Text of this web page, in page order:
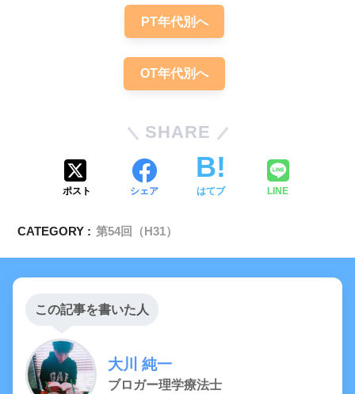
的、手順・方法、コツ
PT年代別へ
OT年代別へ
SHARE
ポスト シェア はてブ LINE
CATEGORY : 第54回（H31）
この記事を書いた人
大川 純一
ブロガー理学療法士